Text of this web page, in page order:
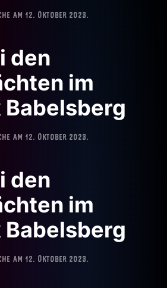
am 12. Oktober 2023.
den
im
am 12. Oktober 2023.
den
im
am 12. Oktober 2023.